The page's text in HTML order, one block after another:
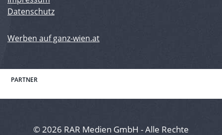
Datenschutz
Werben auf ganz-wien.at
PARTNER
© 2026 RAR Medien GmbH - Alle Rechte